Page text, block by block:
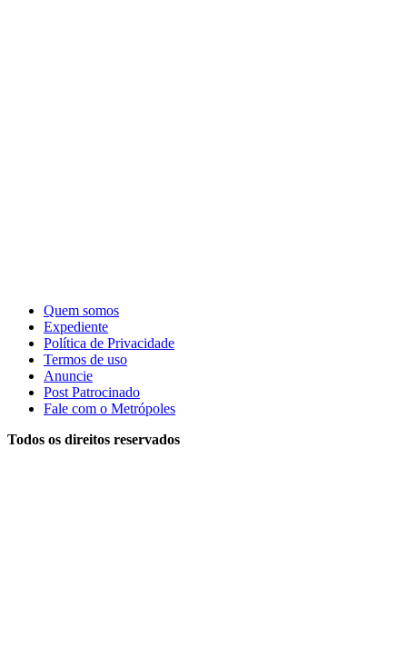
Quem somos
Expediente
Política de Privacidade
Termos de uso
Anuncie
Post Patrocinado
Fale com o Metrópoles
Todos os direitos reservados